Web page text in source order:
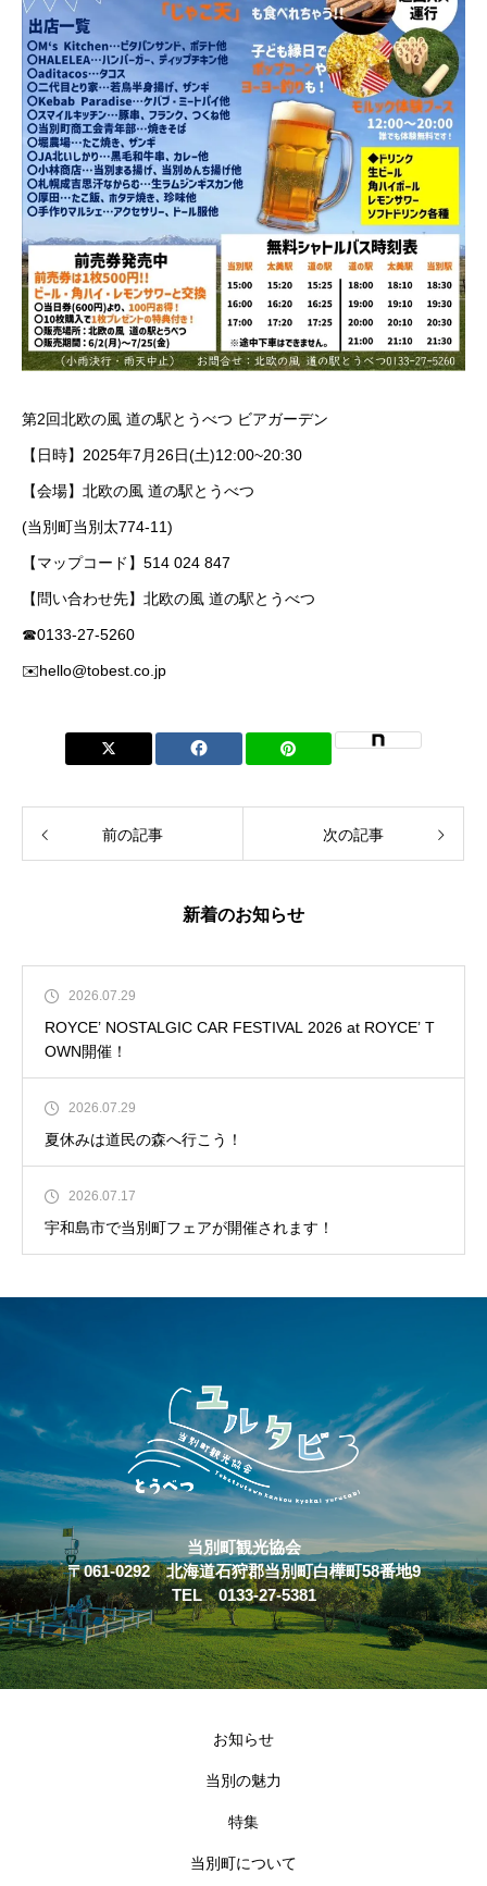
第2回北欧の風 道の駅とうべつ ビアガーデン
【日時】2025年7月26日(土)12:00~20:30
【会場】北欧の風 道の駅とうべつ
(当別町当別太774-11)
【マップコード】514 024 847
【問い合わせ先】北欧の風 道の駅とうべつ
☎0133-27-5260
✉️hello@tobest.co.jp
前の記事 次の記事
新着のお知らせ
2026.07.29
ROYCE’ NOSTALGIC CAR FESTIVAL 2026 at ROYCE’ T
OWN開催！
2026.07.29
夏休みは道民の森へ行こう！
2026.07.17
宇和島市で当別町フェアが開催されます！
当別町観光協会
〒061-0292 北海道石狩郡当別町白樺町58番地9
TEL 0133-27-5381
お知らせ
当別の魅力
特集
当別町について